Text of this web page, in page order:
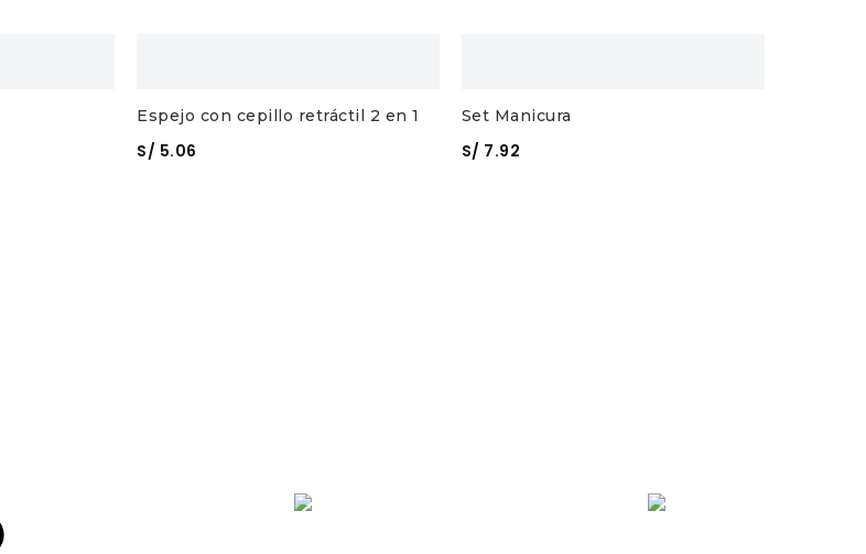
Espejo con cepillo retráctil 2 en 1
S/ 5.06
Set Manicura
S/ 7.92